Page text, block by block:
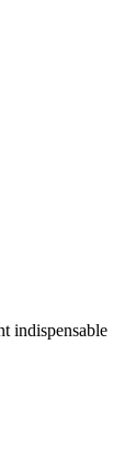
indispensable